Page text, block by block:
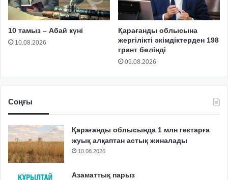
10 тамыз – Абай күні
10.08.2026
Қарағанды облысына
жергілікті әкімдіктерден 198
грант бөлінді
09.08.2026
Соңғы
Қарағанды облысында 1 млн гектарға
жуық алқаптан астық жиналады
10.08.2026
Азаматтық парыз